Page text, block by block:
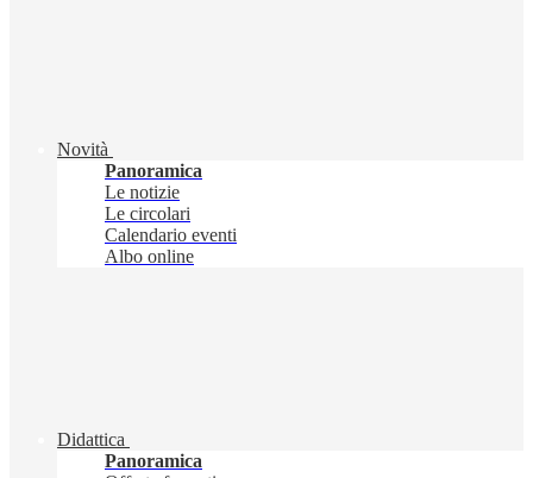
Novità
Panoramica
Le notizie
Le circolari
Calendario eventi
Albo online
Didattica
Panoramica